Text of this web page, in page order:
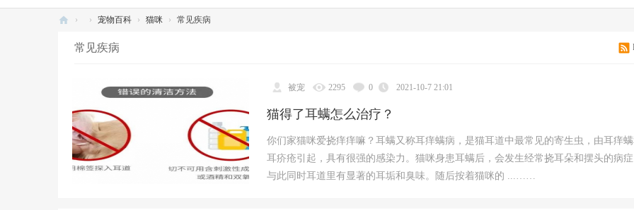
› › 宠物百科 › 猫咪 › 常见疾病
常见疾病
被宠 2295 0 2021-10-7 21:01
猫得了耳螨怎么治疗？
你们家猫咪爱挠痒痒嘛？耳螨又称耳痒螨病，是猫耳道中最常见的寄生虫，由耳痒螨
耳疥疮引起，具有很强的感染力。猫咪身患耳螨后，会发生经常挠耳朵和摆头的病症
与此同时耳道里有显著的耳垢和臭味。随后按着猫咪的 ...……